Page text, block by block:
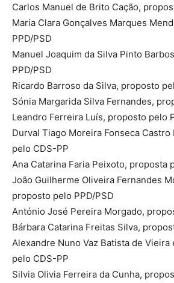
Carlos Manuel de Brito Cação,
Maria Clara Gonçalves Marques
PPD/PSD
Manuel Joaquim da Silva Pinto
PPD/PSD
Ricardo Barroso da Silva, proposto
Sónia Margarida Silva Fernandes,
Leandro Ferreira Luís, proposto pelo
Durval Tiago Moreira Fonseca
pelo CDS-PP
Ana Catarina Faria Peixoto, proposta
João Guilherme Oliveira Fernandes
proposto pelo PPD/PSD
António José Pereira Morgado,
Bárbara Catarina Freitas Silva,
Alexandre Nuno Vaz Batista de
pelo CDS-PP
Silvia Olivia Ferreira da Cunha,